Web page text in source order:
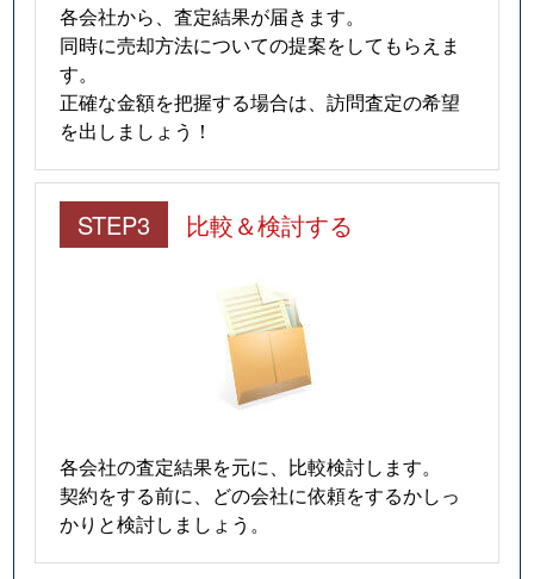
各会社から、査定結果が届きます。
同時に売却方法についての提案をしてもらえま
す。
正確な金額を把握する場合は、訪問査定の希望
を出しましょう！
STEP3 比較＆検討する
各会社の査定結果を元に、比較検討します。
契約をする前に、どの会社に依頼をするかしっ
かりと検討しましょう。